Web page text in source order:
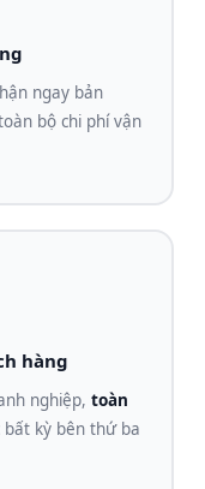
ngay bản
bộ chi phí vận
hàng
nghiệp, toàn
kỳ bên thứ ba